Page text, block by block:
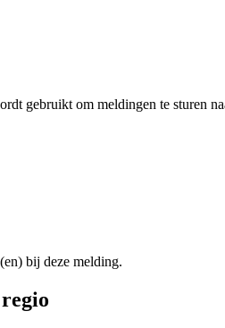
gebruikt om meldingen te sturen
bij deze melding.